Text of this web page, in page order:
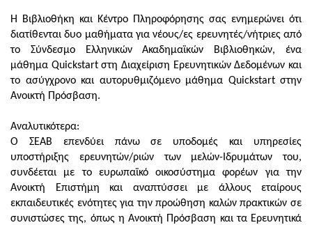
Η Βιβλιοθήκη και Κέντρο Πληροφόρησης σας ενημερώνει ότι
διατίθενται δυο μαθήματα για νέους/ες ερευνητές/νήτριες από
το Σύνδεσμο Ελληνικών Ακαδημαϊκών Βιβλιοθηκών, ένα
μάθημα Quickstart στη Διαχείριση Ερευνητικών Δεδομένων και
το ασύγχρονο και αυτορυθμιζόμενο μάθημα Quickstart στην
Ανοικτή Πρόσβαση.
Αναλυτικότερα:
Ο ΣΕΑΒ επενδύει πάνω σε υποδομές και υπηρεσίες
υποστήριξης ερευνητών/ριών των μελών-Ιδρυμάτων του,
συνδέεται με το ευρωπαϊκό οικοσύστημα φορέων για την
Ανοικτή Επιστήμη και αναπτύσσει με άλλους εταίρους
εκπαιδευτικές ενότητες για την προώθηση καλών πρακτικών σε
συνιστώσες της, όπως η Ανοικτή Πρόσβαση και τα Ερευνητικά